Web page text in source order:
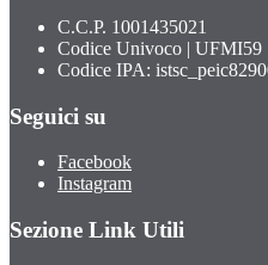
C.C.P. 1001435021
Codice Univoco | UFMI59
Codice IPA:
Seguici su
Facebook
Instagram
Sezione Link Utili